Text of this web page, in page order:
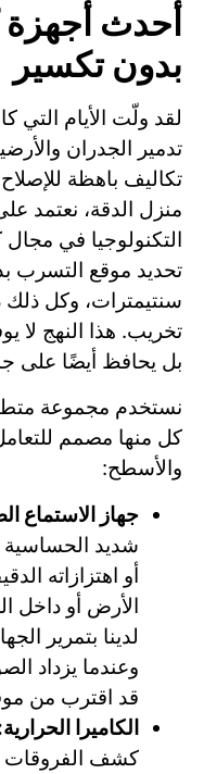
أحدث
بدون تكسير
لقد ولّت الأيام
تدمير الجدران
تكاليف باهظة
منزل الدقة، نعتمد
التكنولوجيا في
تحديد موقع التسرب
سنتيمترات، وكل ذلك
تخريب. هذا النهج لا
بل يحافظ أيضًا على
نستخدم مجموعة
كل منها مصمم
والأسطح:
جهاز الاستماع
شديد الحساسية
أو اهتزازاته
الأرض أو داخل
لدينا بتمرير
وعندما يزداد
قد اقترب من
الكاميرا
كشف الفروقات